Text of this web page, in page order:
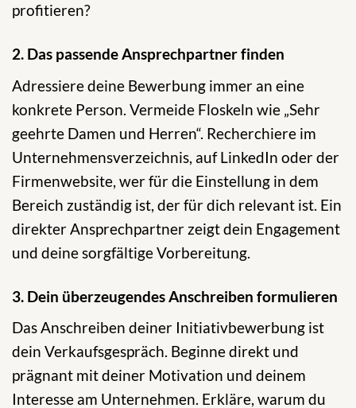
profitieren?
2. Das passende Ansprechpartner finden
Adressiere deine Bewerbung immer an eine
konkrete Person. Vermeide Floskeln wie „Sehr
geehrte Damen und Herren“. Recherchiere im
Unternehmensverzeichnis, auf LinkedIn oder der
Firmenwebsite, wer für die Einstellung in dem
Bereich zuständig ist, der für dich relevant ist. Ein
direkter Ansprechpartner zeigt dein Engagement
und deine sorgfältige Vorbereitung.
3. Dein überzeugendes Anschreiben formulieren
Das Anschreiben deiner Initiativbewerbung ist
dein Verkaufsgespräch. Beginne direkt und
prägnant mit deiner Motivation und deinem
Interesse am Unternehmen. Erkläre, warum du